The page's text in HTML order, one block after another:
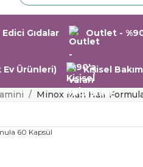
Gıdalar Outlet -
Ev Ürünleri) Kişisel Bakım
Minox Man Hair